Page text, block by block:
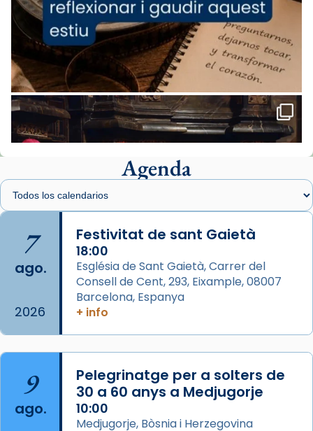
«Avui les santes Juliana i Semproniana ens
ajuden a alçar la mirada»
Mons. Sergi Gordo, bisbe de Tortosa, ha
presidit aquest 27 de juliol la missa de Les
Santes de Mataró.
🔗 tinyurl.com/cvu5jmbk
📸 J. Merino
is at Catedral
de Barcelona.
1 week ago
Aquest dilluns, 27 de juliol, ha tingut lloc la
missa d’acció de gràcies en agraïment al
comitè organitzador de la visita apostòlica
L’arquebisbe de Barcelona, el cardenal Joan
Josep Omella, ha presidit la missa i l’ha
concelebrat el bisbe auxiliar de Barcelona,
Mons. David Abadías.
Agenda
7
ago.
2026
Festivitat de sant Gaietà
18:00
Església de Sant Gaietà, Carrer del
Consell de Cent, 293, Eixample, 08007
Barcelona, Espanya
+ info
9
ago.
Pelegrinatge per a solters de
30 a 60 anys a Medjugorje
10:00
Medjugorje, Bòsnia i Herzegovina